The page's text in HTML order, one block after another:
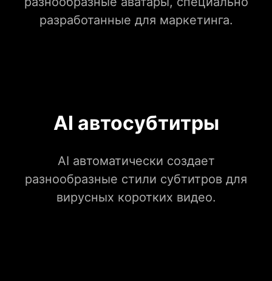
разработанные для маркетинга.
AI автосубтитры
AI автоматически создает
разнообразные стили субтитров для
вирусных коротких видео.